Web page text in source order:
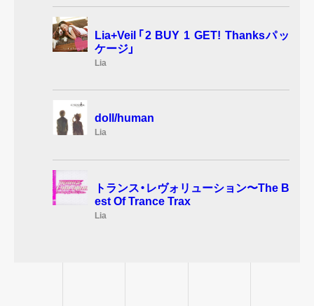
Lia+Veil「2 BUY 1 GET! Thanksパッ
ケージ」
Lia
doll/human
Lia
トランス・レヴォリューション〜The B
est Of Trance Trax
Lia